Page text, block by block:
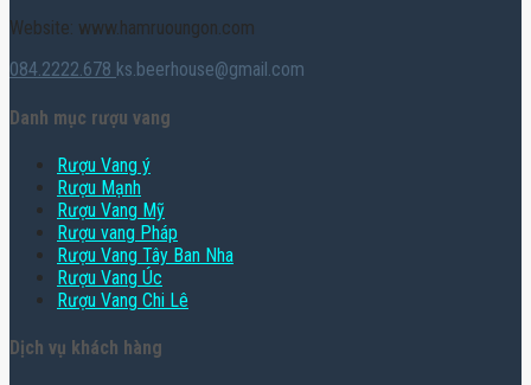
Website: www.hamruoungon.com
084.2222.678 ks.beerhouse@gmail.com
Danh mục rượu vang
Rượu Vang ý
Rượu Mạnh
Rượu Vang Mỹ
Rượu vang Pháp
Rượu Vang Tây Ban Nha
Rượu Vang Úc
Rượu Vang Chi Lê
Dịch vụ khách hàng